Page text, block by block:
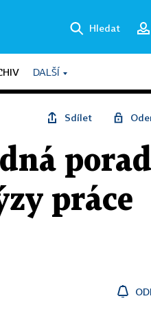
Hledat
DALŠÍ
Sdílet
práce